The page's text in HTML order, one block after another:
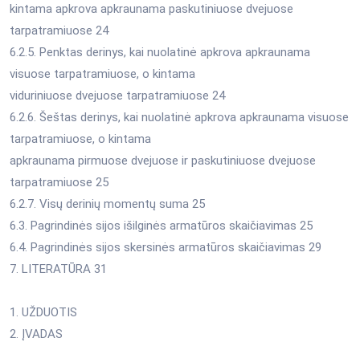
kintama apkrova apkraunama paskutiniuose dvejuose
tarpatramiuose 24
6.2.5. Penktas derinys, kai nuolatinė apkrova apkraunama
visuose tarpatramiuose, o kintama
viduriniuose dvejuose tarpatramiuose 24
6.2.6. Šeštas derinys, kai nuolatinė apkrova apkraunama visuose
tarpatramiuose, o kintama
apkraunama pirmuose dvejuose ir paskutiniuose dvejuose
tarpatramiuose 25
6.2.7. Visų derinių momentų suma 25
6.3. Pagrindinės sijos išilginės armatūros skaičiavimas 25
6.4. Pagrindinės sijos skersinės armatūros skaičiavimas 29
7. LITERATŪRA 31
1. UŽDUOTIS
2. ĮVADAS